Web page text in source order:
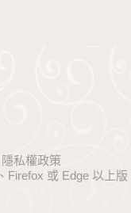
隱私權政策
Firefox 或 Edge 以上版